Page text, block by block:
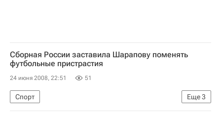
Сборная России заставила Шарапову поменять
футбольные пристрастия
24 июня 2008, 22:51 51
Еще3
Спорт
Сборная России - в полуфинале Евро-2008